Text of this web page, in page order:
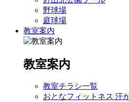
野球場
庭球場
教室案内
教室案内
教室チラシ一覧
おとなフィットネス 汗